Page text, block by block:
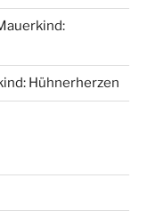
Hühnerherzen